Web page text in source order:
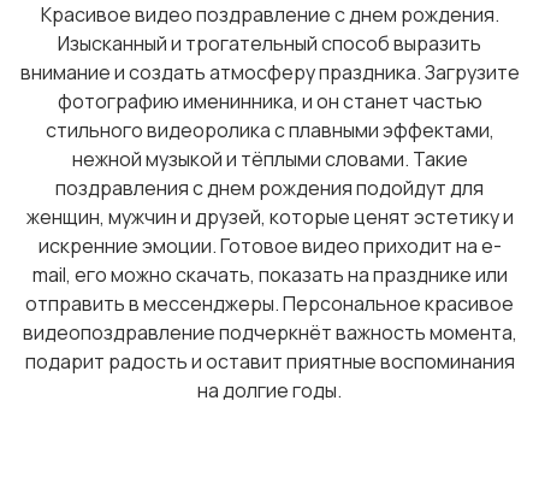
Красивое видео поздравление с днем рождения.
Изысканный и трогательный способ выразить
внимание и создать атмосферу праздника. Загрузите
фотографию именинника, и он станет частью
стильного видеоролика с плавными эффектами,
нежной музыкой и тёплыми словами. Такие
поздравления с днем рождения подойдут для
женщин, мужчин и друзей, которые ценят эстетику и
искренние эмоции. Готовое видео приходит на e-
mail, его можно скачать, показать на празднике или
отправить в мессенджеры. Персональное красивое
видеопоздравление подчеркнёт важность момента,
подарит радость и оставит приятные воспоминания
на долгие годы.